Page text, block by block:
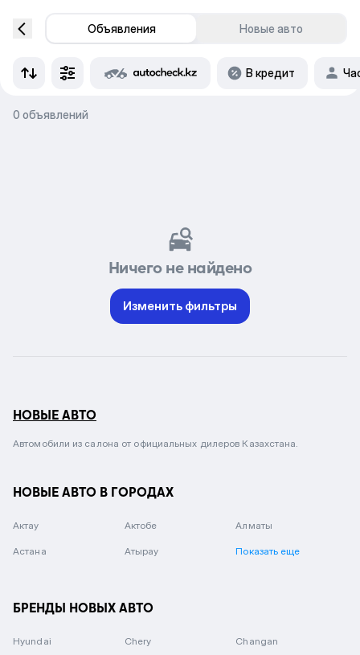
Объявления Новые авто
В кредит
0 объявлений
Ничего не найдено
Изменить фильтры
НОВЫЕ АВТО
Автомобили из салона от официальных дилеров Казахстана.
НОВЫЕ АВТО В ГОРОДАХ
Актау Актобе Алматы
Астана Атырау Показать еще
БРЕНДЫ НОВЫХ АВТО
Hyundai Chery Changan